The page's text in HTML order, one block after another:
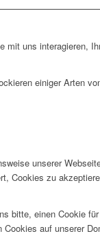
uns interagieren,
einiger Arten
unserer
Cookies zu
bitte, einen Cookie
auf unserer